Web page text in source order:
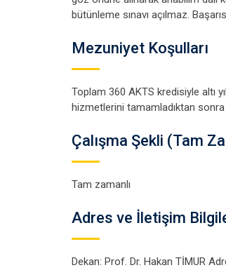
bütünleme sınavı açılmaz.
Mezuniyet Koşulları
Toplam 360 AKTS kredisiyle altı
hizmetlerini tamamladıktan sonra
Çalışma Şekli (Tam
Tam zamanlı
Adres ve İletişim
Dekan: Prof. Dr. Hakan TİMUR